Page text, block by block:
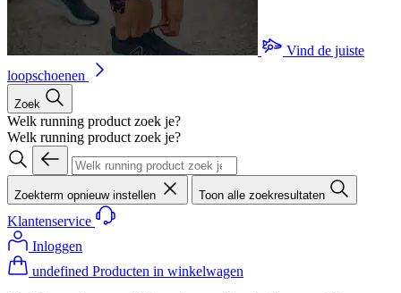
Vind de juiste
loopschoenen
Zoek
Welk running product zoek je?
Welk running product zoek je?
Zoekterm opnieuw instellen Toon alle zoekresultaten
Klantenservice
Inloggen
undefined Producten in winkelwagen